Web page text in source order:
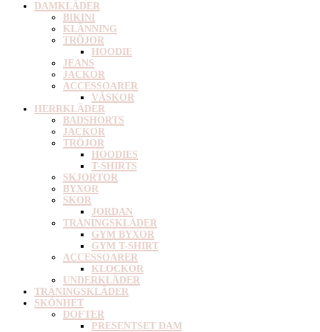
DAMKLÄDER
BIKINI
KLÄNNING
TRÖJOR
HOODIE
JEANS
JACKOR
ACCESSOARER
VÄSKOR
HERRKLÄDER
BADSHORTS
JACKOR
TRÖJOR
HOODIES
T-SHIRTS
SKJORTOR
BYXOR
SKOR
JORDAN
TRÄNINGSKLÄDER
GYM BYXOR
GYM T-SHIRT
ACCESSOARER
KLOCKOR
UNDERKLÄDER
TRÄNINGSKLÄDER
SKÖNHET
DOFTER
PRESENTSET DAM